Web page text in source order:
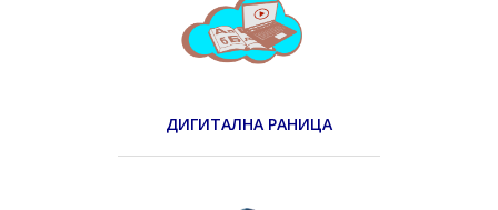
ДИГИТАЛНА РАНИЦА